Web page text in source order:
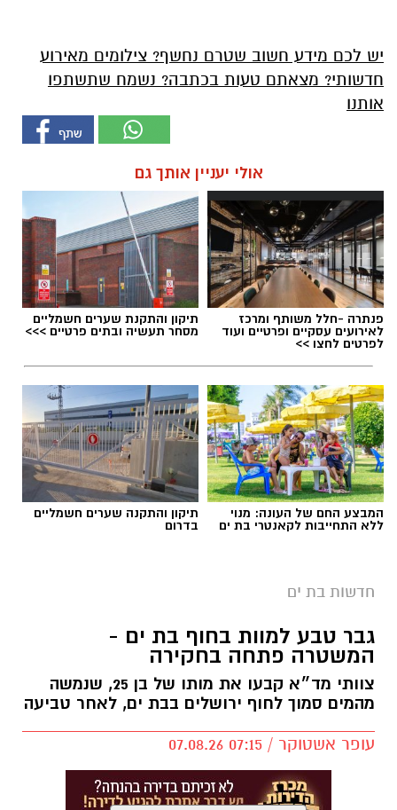
יש לכם מידע חשוב שטרם נחשף? צילומים מאירוע
חדשותי? מצאתם טעות בכתבה? נשמח שתשתפו
אותנו
אולי יעניין אותך גם
פנתרה -חלל משותף ומרכז
לאירועים עסקיים ופרטיים ועוד
לפרטים לחצו >>
תיקון והתקנת שערים חשמליים
מסחר תעשיה ובתים פרטיים >>>
המבצע החם של העונה: מנוי
ללא התחייבות לקאנטרי בת ים
תיקון והתקנה שערים חשמליים
בדרום
חדשות בת ים
גבר טבע למוות בחוף בת ים -
המשטרה פתחה בחקירה
צוותי מד״א קבעו את מותו של בן 25, שנמשה
מהמים סמוך לחוף ירושלים בבת ים, לאחר טביעה
עופר אשטוקר / 07:15 07.08.26